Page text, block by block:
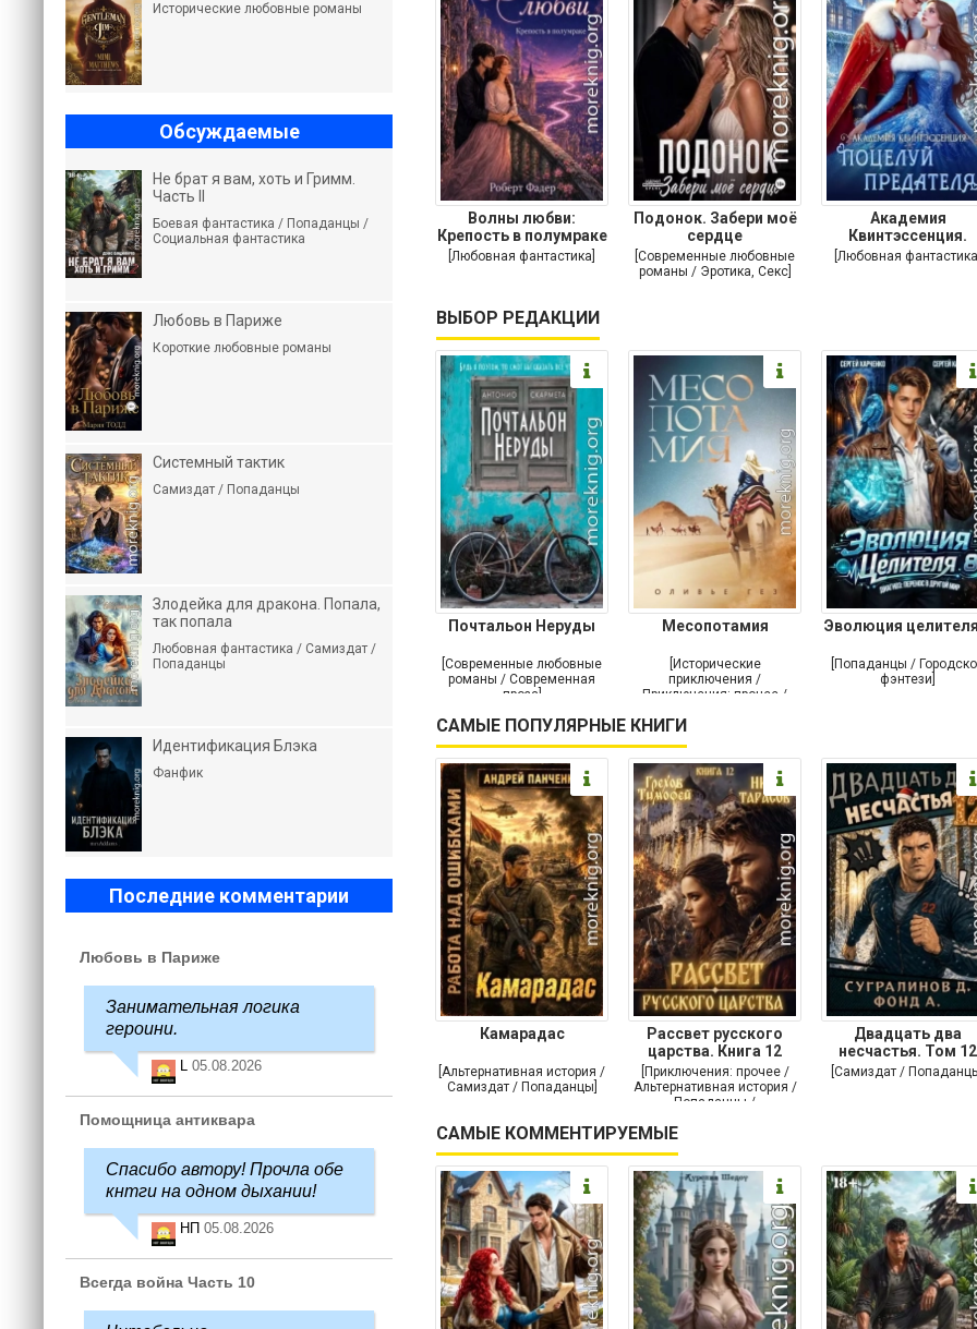
Волны любви:
Крепость в полумраке
[Любовная фантастика]
Подонок. Забери моё
сердце
[Современные любовные
романы / Эротика, Секс]
Академия
Квинтэссенция.
Поцелуй
[Любовная
ВЫБОР РЕДАКЦИИ
Почтальон Неруды
[Современные любовные
романы / Современная
проза]
Месопотамия
[Исторические
приключения /
Приключения: прочее /
Историческая проза]
Эволюция
[Попаданцы /
фэнтези]
САМЫЕ ПОПУЛЯРНЫЕ КНИГИ
Камарадас
[Альтернативная история /
Самиздат / Попаданцы]
Рассвет русского
царства. Книга 12
[Приключения: прочее /
Альтернативная история /
Попаданцы /
приключения]
Двадцать два
несчастья. Том 12
[Самиздат /
САМЫЕ КОММЕНТИРУЕМЫЕ
Исторические любовные романы
Обсуждаемые
Не брат я вам, хоть и Гримм.
Часть II
Боевая фантастика / Попаданцы /
Социальная фантастика
Любовь в Париже
Короткие любовные романы
Системный тактик
Самиздат / Попаданцы
Злодейка для дракона. Попала,
так попала
Любовная фантастика / Самиздат /
Попаданцы
Идентификация Блэка
Фанфик
Последние комментарии
Любовь в Париже
Занимательная логика
героини.
L 05.08.2026
Помощница антиквара
Спасибо автору! Прочла обе
кнтги на одном дыхании!
НП 05.08.2026
Всегда война Часть 10